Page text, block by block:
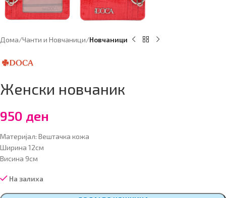
Дома Чанти и Новчаници Новчаници
Женски новчаник
950 ден
Материјал: Вештачка кожа
Ширина 12см
Висина 9см
На залиха